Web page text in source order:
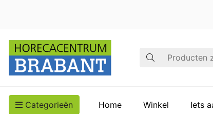
Zoek op
Categorieën Home Winkel Iets